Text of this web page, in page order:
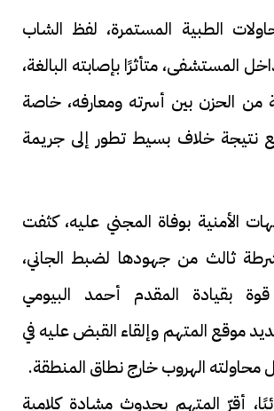
الطبية المستمرة، لفظ الشاب
المستشفى، متأثرًا بإصابته البالغة،
من الحزن بين أسرته ومعارفه، خاصة
نتيجة خلاف بسيط تطور إلى جريمة
الأمنية بوفاة المجني عليه، كثفت
ثالث من جهودها لضبط الجاني،
بقيادة المقدم أحمد البيومي
موقع المتهم وإلقاء القبض عليه في
الهروب خارج نطاق المنطقة.
أقرّ المتهم بحدوث مشادة كلامية